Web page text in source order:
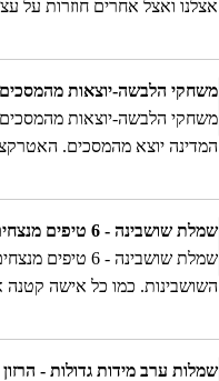
משחקי הלבשה-יוצאות
משחקי הלבשה-יוצאות
המדינה יוצא מהמסכים.
שמלת שושבינה - 6 טיפים מנצחים בבחירת השמלה לקטנטנה
שמלת
השושבינות. כמו כל אישה
שמלות ערב מידות גדולות -